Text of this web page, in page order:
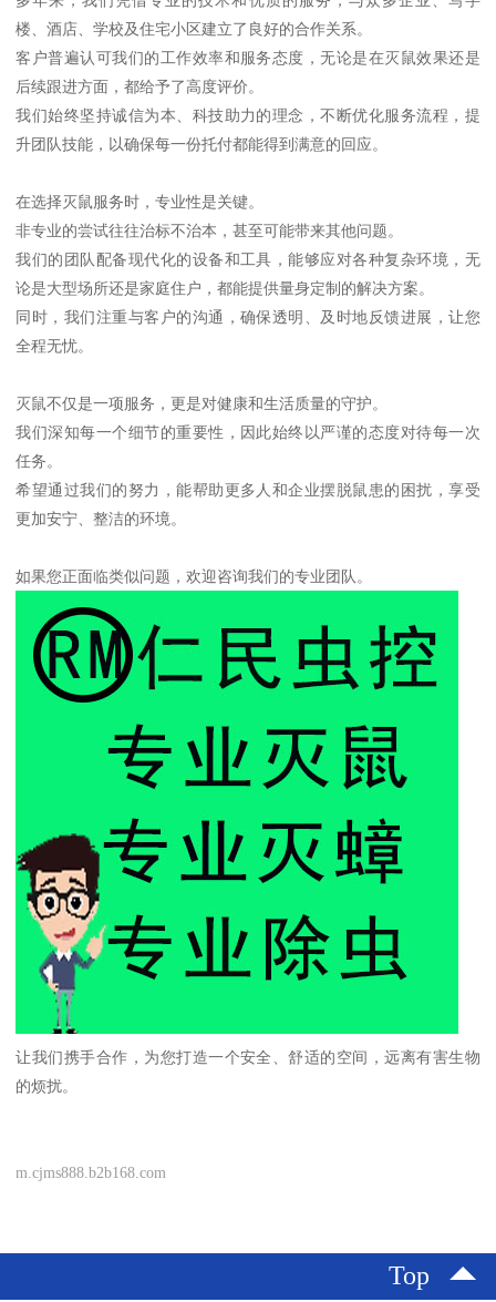
楼、酒店、学校及住宅小区建立了良好的合作关系。
客户普遍认可我们的工作效率和服务态度，无论是在灭鼠效果还是
后续跟进方面，都给予了高度评价。
我们始终坚持诚信为本、科技助力的理念，不断优化服务流程，提
升团队技能，以确保每一份托付都能得到满意的回应。
在选择灭鼠服务时，专业性是关键。
非专业的尝试往往治标不治本，甚至可能带来其他问题。
我们的团队配备现代化的设备和工具，能够应对各种复杂环境，无
论是大型场所还是家庭住户，都能提供量身定制的解决方案。
同时，我们注重与客户的沟通，确保透明、及时地反馈进展，让您
全程无忧。
灭鼠不仅是一项服务，更是对健康和生活质量的守护。
我们深知每一个细节的重要性，因此始终以严谨的态度对待每一次
任务。
希望通过我们的努力，能帮助更多人和企业摆脱鼠患的困扰，享受
更加安宁、整洁的环境。
如果您正面临类似问题，欢迎咨询我们的专业团队。
让我们携手合作，为您打造一个安全、舒适的空间，远离有害生物
的烦扰。
m.cjms888.b2b168.com
Top